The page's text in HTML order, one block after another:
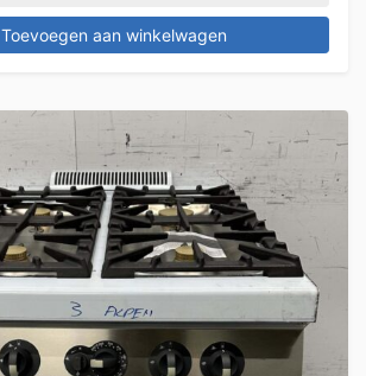
Toevoegen aan winkelwagen